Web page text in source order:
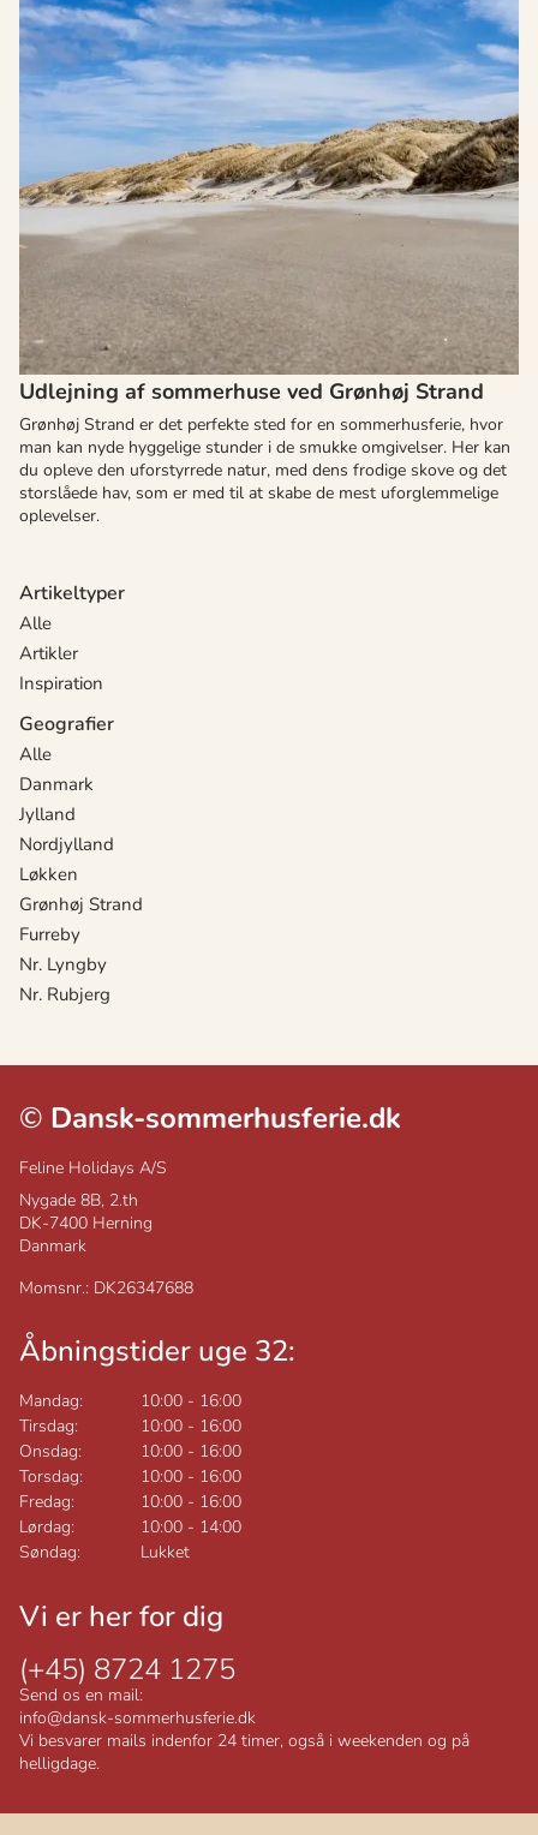
Udlejning af sommerhuse ved Grønhøj Strand
Grønhøj Strand er det perfekte sted for en sommerhusferie, hvor
man kan nyde hyggelige stunder i de smukke omgivelser. Her kan
du opleve den uforstyrrede natur, med dens frodige skove og det
storslåede hav, som er med til at skabe de mest uforglemmelige
oplevelser.
Artikeltyper
Alle
Artikler
Inspiration
Geografier
Alle
Danmark
Jylland
Nordjylland
Løkken
Grønhøj Strand
Furreby
Nr. Lyngby
Nr. Rubjerg
© Dansk-sommerhusferie.dk
Feline Holidays A/S
Nygade 8B, 2.th
DK-7400 Herning
Danmark
Momsnr.: DK26347688
Åbningstider uge 32:
Mandag: 10:00 - 16:00
Tirsdag:
10:00 - 16:00
Onsdag:
10:00 - 16:00
Torsdag:
10:00 - 16:00
Fredag:
10:00 - 16:00
Lørdag:
10:00 - 14:00
Søndag:
Lukket
Vi er her for dig
(+45) 8724 1275
Send os en mail:
info@dansk-sommerhusferie.dk
Vi besvarer mails indenfor 24 timer, også i weekenden og på
helligdage.